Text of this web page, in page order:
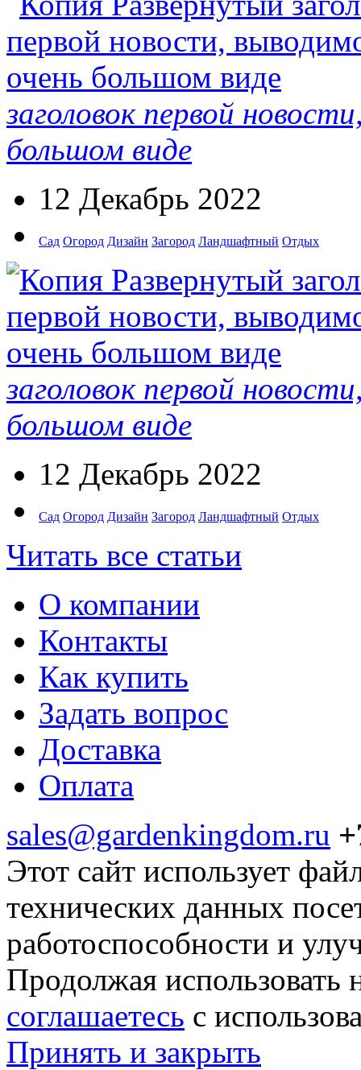
заголовок первой
большом виде
12 Декабрь 2022
Сад Огород Дизайн Загород Ландшафтный Отдых
заголовок первой
большом виде
12 Декабрь 2022
Сад Огород Дизайн Загород Ландшафтный Отдых
Читать все статьи
О компании
Контакты
Как купить
Задать вопрос
Доставка
Оплата
sales@gardenkingdom.ru
Этот сайт использует
технических данных
работоспособности и
Продолжая использовать
соглашаетесь с
Принять и закрыть